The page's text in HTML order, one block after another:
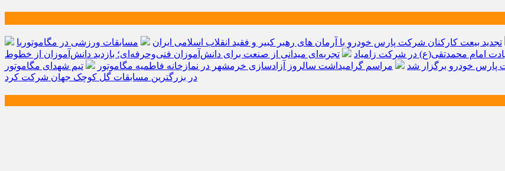
تجدید بیعت کارکنان شرکت پارس خودرو با آرمان های رهبر کبیر و فقید انقلاب اسلامی ایران
مسابقات ورزشی در مگاموتوربا
امام محمدتقی(ع) در شرکت زامیاد
تجربه‌ای میدانی از صنعت برای دانش‌آموزان فنی‌وحرفه‌ای؛ بازدید دانش‌آموزان از خطوط
خودرو برگزار شد مراسم گرامیداشت سالروز آزادسازی خرمشهر در نمازخانه فاطمیه مگاموتور
تیم شهدای مگاموتور
در بزرگترین مسابقات گل کوچک جهان شرکت کرد